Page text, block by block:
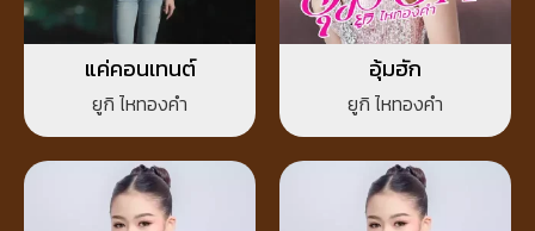
แค่คอนเทนต์
ยูกิ ไหทองคำ
อุ้มฮัก
ยูกิ ไหทองคำ